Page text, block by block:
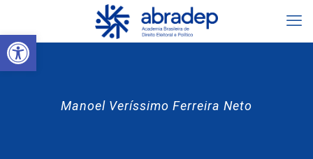
Abrir a barra de ferramentas
Manoel Veríssimo Ferreira Neto